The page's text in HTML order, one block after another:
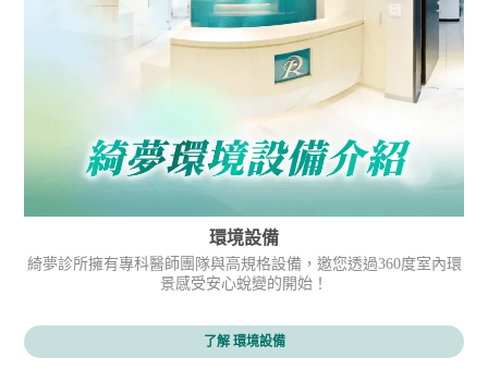
環境設備
綺夢診所擁有專科醫師團隊與高規格設備，邀您透過360度室內環
景感受安心蛻變的開始！
了解 環境設備